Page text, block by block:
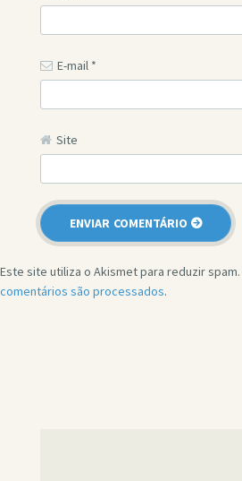
E-mail *
Site
Este site utiliza o Akismet para reduzir spam.
comentários são processados.